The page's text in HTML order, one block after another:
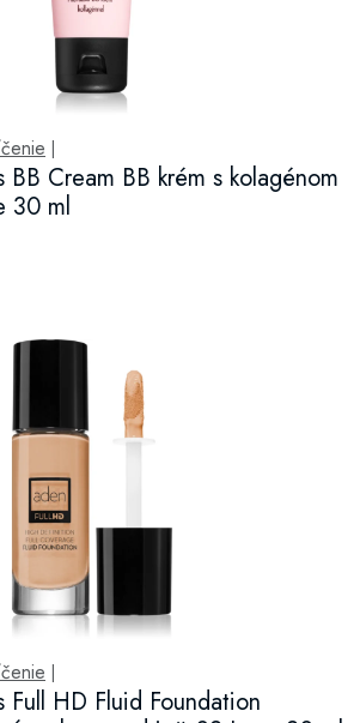
Cream BB krém s kolagénom
30 ml
HD Fluid Foundation